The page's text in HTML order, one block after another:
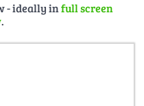
- ideally infull screen
.